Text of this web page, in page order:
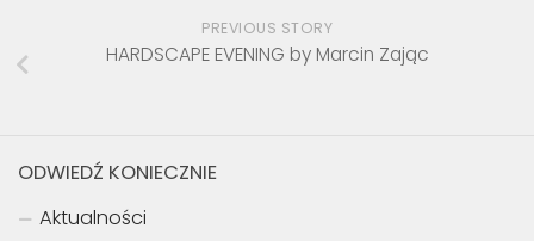
PREVIOUS STORY
HARDSCAPE EVENING by Marcin Zając
ODWIEDŹ KONIECZNIE
Aktualności